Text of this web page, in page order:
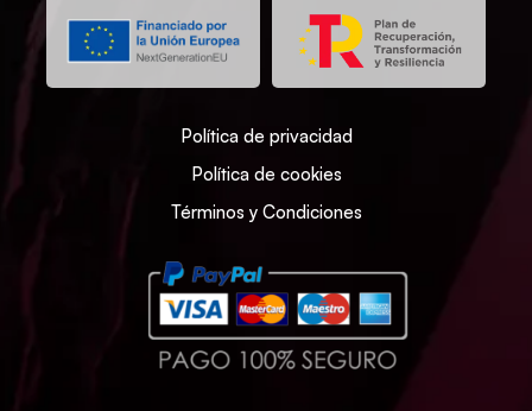
Política de privacidad
Política de cookies
Términos y Condiciones